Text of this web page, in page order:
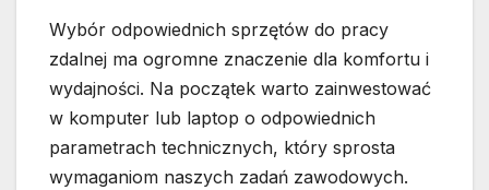
Wybór odpowiednich sprzętów do pracy
zdalnej ma ogromne znaczenie dla komfortu i
wydajności. Na początek warto zainwestować
w komputer lub laptop o odpowiednich
parametrach technicznych, który sprosta
wymaganiom naszych zadań zawodowych.